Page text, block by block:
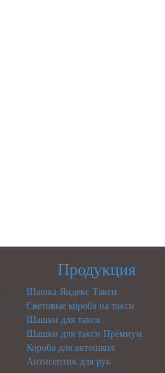
Продукция
Шашка Яндекс Такси
Световые короба на такси
Шашки для такси
Шашки для такси Премиум
Короба для автошкол
Антисептик для рук